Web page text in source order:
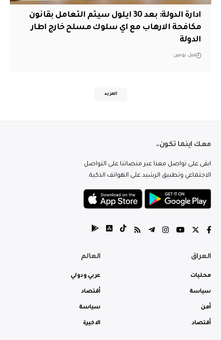
ادارة الدولة: بعد 30 ايلول سيتم التعامل بقانون
مكافحة الارهاب مع اي سلوك مسلح خارج اطار
الدولة
قبل يومين
المزيد
معك اينما تكون..
ابقى على تواصل معنا عبر منصاتنا على التواصل
الاجتماعي وتطبيق الرشيد على الهواتف الذكية.
العراق
محليات
سياسة
أمن
أقتصاد
العالم
عربي ودولي
أقتصاد
سياسة
الاخيرة